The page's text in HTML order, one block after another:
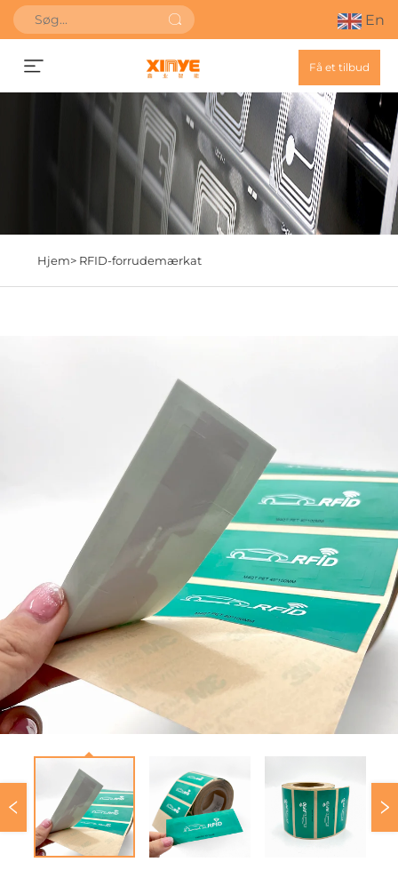
En
Få et tilbud
Hjem> RFID-forrudemærkat